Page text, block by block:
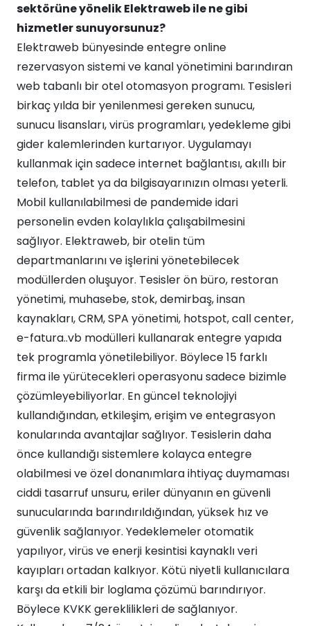
sektörüne yönelik Elektraweb ile ne gibi
hizmetler sunuyorsunuz?
Elektraweb bünyesinde entegre online
rezervasyon sistemi ve kanal yönetimini barındıran
web tabanlı bir otel otomasyon programı. Tesisleri
birkaç yılda bir yenilenmesi gereken sunucu,
sunucu lisansları, virüs programları, yedekleme gibi
gider kalemlerinden kurtarıyor. Uygulamayı
kullanmak için sadece internet bağlantısı, akıllı bir
telefon, tablet ya da bilgisayarınızın olması yeterli.
Mobil kullanılabilmesi de pandemide idari
personelin evden kolaylıkla çalışabilmesini
sağlıyor. Elektraweb, bir otelin tüm
departmanlarını ve işlerini yönetebilecek
modüllerden oluşuyor. Tesisler ön büro, restoran
yönetimi, muhasebe, stok, demirbaş, insan
kaynakları, CRM, SPA yönetimi, hotspot, call center,
e-fatura..vb modülleri kullanarak entegre yapıda
tek programla yönetilebiliyor. Böylece 15 farklı
firma ile yürütecekleri operasyonu sadece bizimle
çözümleyebiliyorlar. En güncel teknolojiyi
kullandığından, etkileşim, erişim ve entegrasyon
konularında avantajlar sağlıyor. Tesislerin daha
önce kullandığı sistemlere kolayca entegre
olabilmesi ve özel donanımlara ihtiyaç duymaması
ciddi tasarruf unsuru, eriler dünyanın en güvenli
sunucularında barındırıldığından, yüksek hız ve
güvenlik sağlanıyor. Yedeklemeler otomatik
yapılıyor, virüs ve enerji kesintisi kaynaklı veri
kayıpları ortadan kalkıyor. Kötü niyetli kullanıcılara
karşı da etkili bir loglama çözümü barındırıyor.
Böylece KVKK gereklilikleri de sağlanıyor.